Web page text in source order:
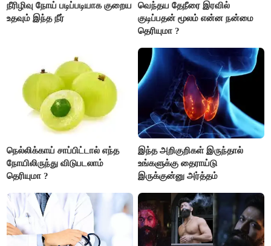
நீரிழிவு நோய் படிப்படியாக குறைய
உதவும் இந்த நீர்
வெந்தய தேநீரை இரவில்
குடிப்பதன் மூலம் என்ன நன்மை
தெரியுமா ?
நெல்லிக்காய் சாப்பிட்டால் எந்த
நோயிலிருந்து விடுபடலாம்
தெரியுமா ?
இந்த அறிகுறிகள் இருந்தால்
உங்களுக்கு தைராய்டு
இருக்குன்னு அர்த்தம்